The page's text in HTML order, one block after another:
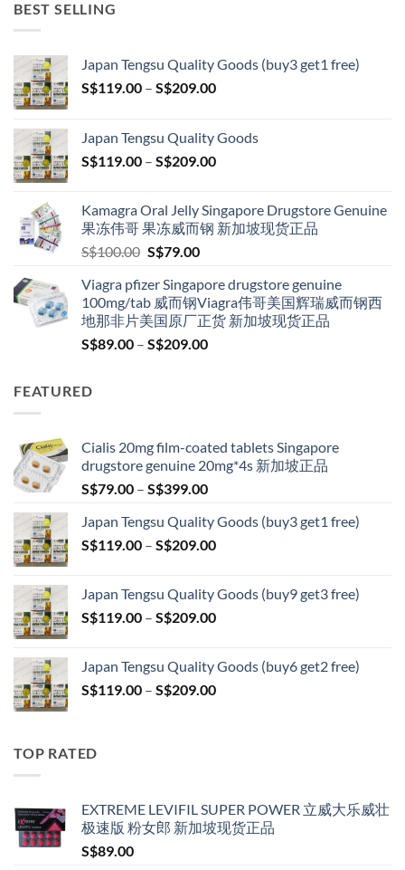
BEST SELLING
Japan Tengsu Quality Goods (buy3 get1 free)
S$119.00 – S$209.00Price
through
S$209.00
Japan Tengsu Quality Goods
S$119.00 – S$209.00Price
through
S$209.00
Kamagra Oral Jelly Singapore Drugstore Genuine
果冻伟哥 果冻威而钢 新加坡现货正品
S$100.00 Original
was:
S$100.00.
S$79.00Current
is:
S$79.00.
Viagra pfizer Singapore drugstore genuine
100mg/tab 威而钢Viagra伟哥美国辉瑞威而钢西
地那非片美国原厂正货 新加坡现货正品
S$89.00 – S$209.00Price
FEATURED
Cialis 20mg film-coated tablets Singapore
drugstore genuine 20mg*4s 新加坡正品
S$79.00 – S$399.00Price
S$79.00
through
Japan Tengsu Quality Goods (buy3 get1 free)
S$119.00 – S$209.00Price
through
S$209.00
Japan Tengsu Quality Goods (buy9 get3 free)
S$119.00 – S$209.00Price
through
S$209.00
Japan Tengsu Quality Goods (buy6 get2 free)
S$119.00 – S$209.00Price
TOP RATED
EXTREME LEVIFIL SUPER POWER 立威大乐威壮
极速版 粉女郎 新加坡现货正品
S$89.00